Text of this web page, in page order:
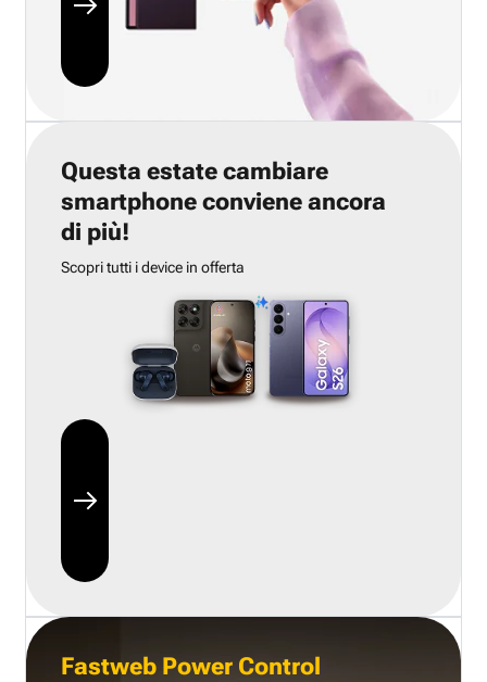
Questa estate cambiare
smartphone conviene ancora
di più!
Scopri tutti i device in offerta
Fastweb Power Control